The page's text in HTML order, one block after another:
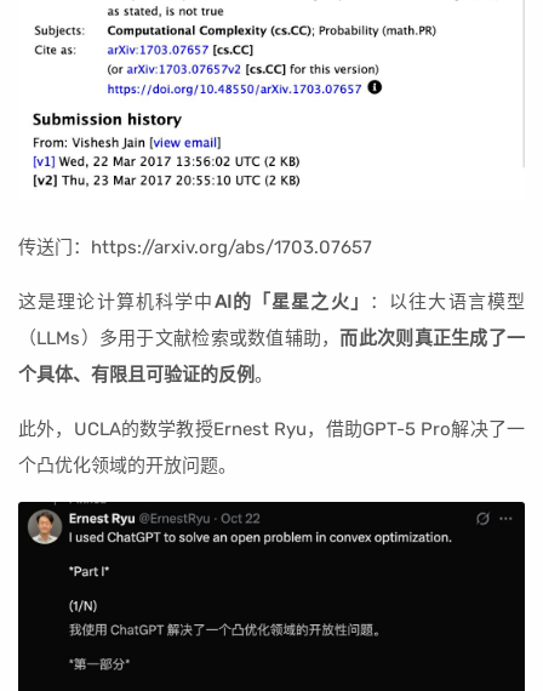
传送门：https://arxiv.org/abs/1703.07657
这是理论计算机科学中AI的「星星之火」
：以往大语言模型
（LLMs）多用于文献检索或数值辅助，而此次则真正生成了一
个具体、有限且可验证的反例。
此外，UCLA的数学教授Ernest Ryu，借助GPT-5 Pro解决了一
个凸优化领域的开放问题。